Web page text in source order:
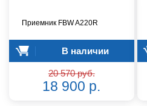
Приемник FBW A220R
В наличии
20 570 руб.
18 900 р.